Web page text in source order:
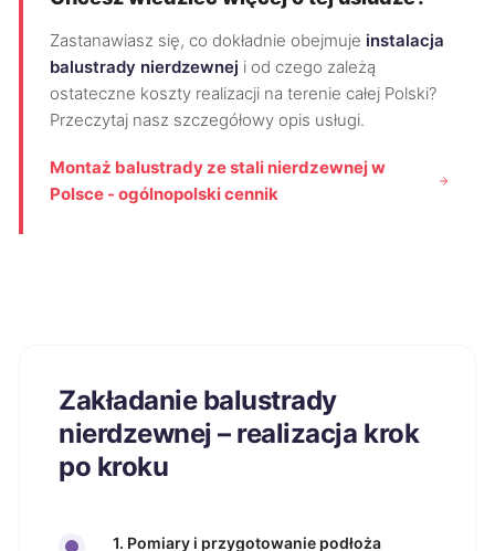
Zastanawiasz się, co dokładnie obejmuje instalacja
balustrady nierdzewnej i od czego zależą
ostateczne koszty realizacji na terenie całej Polski?
Przeczytaj nasz szczegółowy opis usługi.
Montaż balustrady ze stali nierdzewnej w
Polsce - ogólnopolski cennik
Zakładanie balustrady
nierdzewnej – realizacja krok
po kroku
1. Pomiary i przygotowanie podłoża